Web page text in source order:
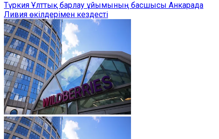
Түркия Ұлттық барлау ұйымының басшысы Анкарада
Ливия өкілдерімен кездесті